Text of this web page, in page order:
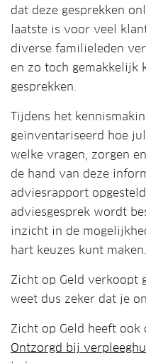
dat deze gesprekken
laatste is voor veel
diverse familieleden
en zo toch gemakkelijk
gesprekken.
Tijdens het
geïnventariseerd hoe
welke vragen, zorgen
de hand van deze
adviesrapport
adviesgesprek wordt
inzicht in de
hart keuzes kunt maken.
Zicht op Geld verkoopt
weet dus zeker dat je
Zicht op Geld heeft ook
Ontzorgd bij